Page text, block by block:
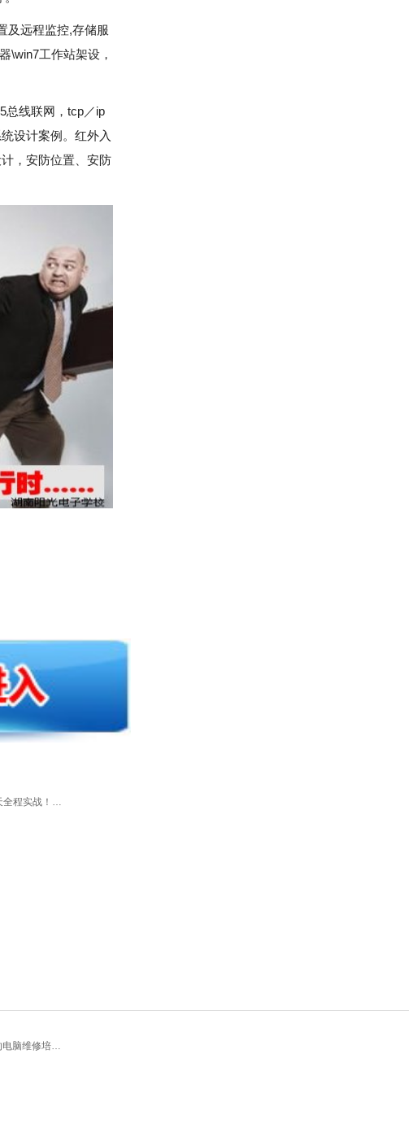
及远程监控,存储服
\win7工作站架设，
总线联网，tcp／ip
设计案例。红外入
，安防位置、安防
全程实战！…
电脑维修培…